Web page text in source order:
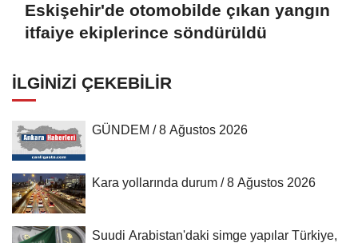
Eskişehir'de otomobilde çıkan yangın
itfaiye ekiplerince söndürüldü
İLGINIZI ÇEKEBILIR
GÜNDEM / 8 Ağustos 2026
Kara yollarında durum / 8 Ağustos 2026
Suudi Arabistan'daki simge yapılar Türkiye,